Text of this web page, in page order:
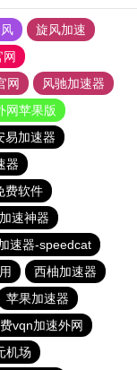
旋风加速
网
风驰加速器
网苹果版
易加速器
器
费软件
速神器
速器-speedcat
西柚加速器
苹果加速器
vqn加速外网
机场